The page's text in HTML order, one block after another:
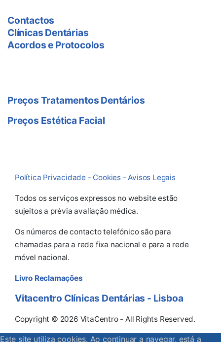
Contactos
Clínicas Dentárias
Acordos e Protocolos
Preços Tratamentos Dentários
Preços Estética Facial
Política Privacidade - Cookies - Avisos Legais
Todos os serviços expressos no website estão
sujeitos a prévia avaliação médica.
Os números de contacto telefónico são para
chamadas para a rede fixa nacional e para a rede
móvel nacional.
Livro Reclamações
Vitacentro Clínicas Dentárias - Lisboa
Copyright © 2026 VitaCentro - All Rights Reserved.
Este site utiliza cookies. Ao continuar a navegar, está a